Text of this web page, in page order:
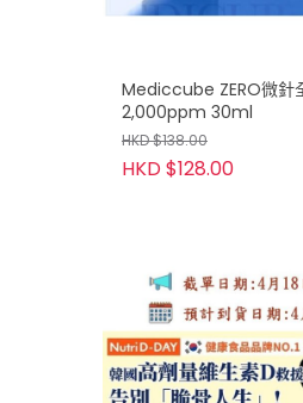
Mediccube ZERO微針
2,000ppm 30ml
HKD $138.00
HKD $128.00